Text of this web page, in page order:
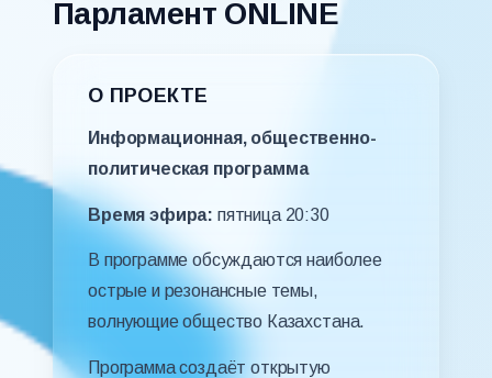
Парламент ONLINE
О ПРОЕКТЕ
Информационная, общественно-
политическая программа
Время эфира: пятница 20:30
В программе обсуждаются наиболее
острые и резонансные темы,
волнующие общество Казахстана.
Программа создаёт открытую